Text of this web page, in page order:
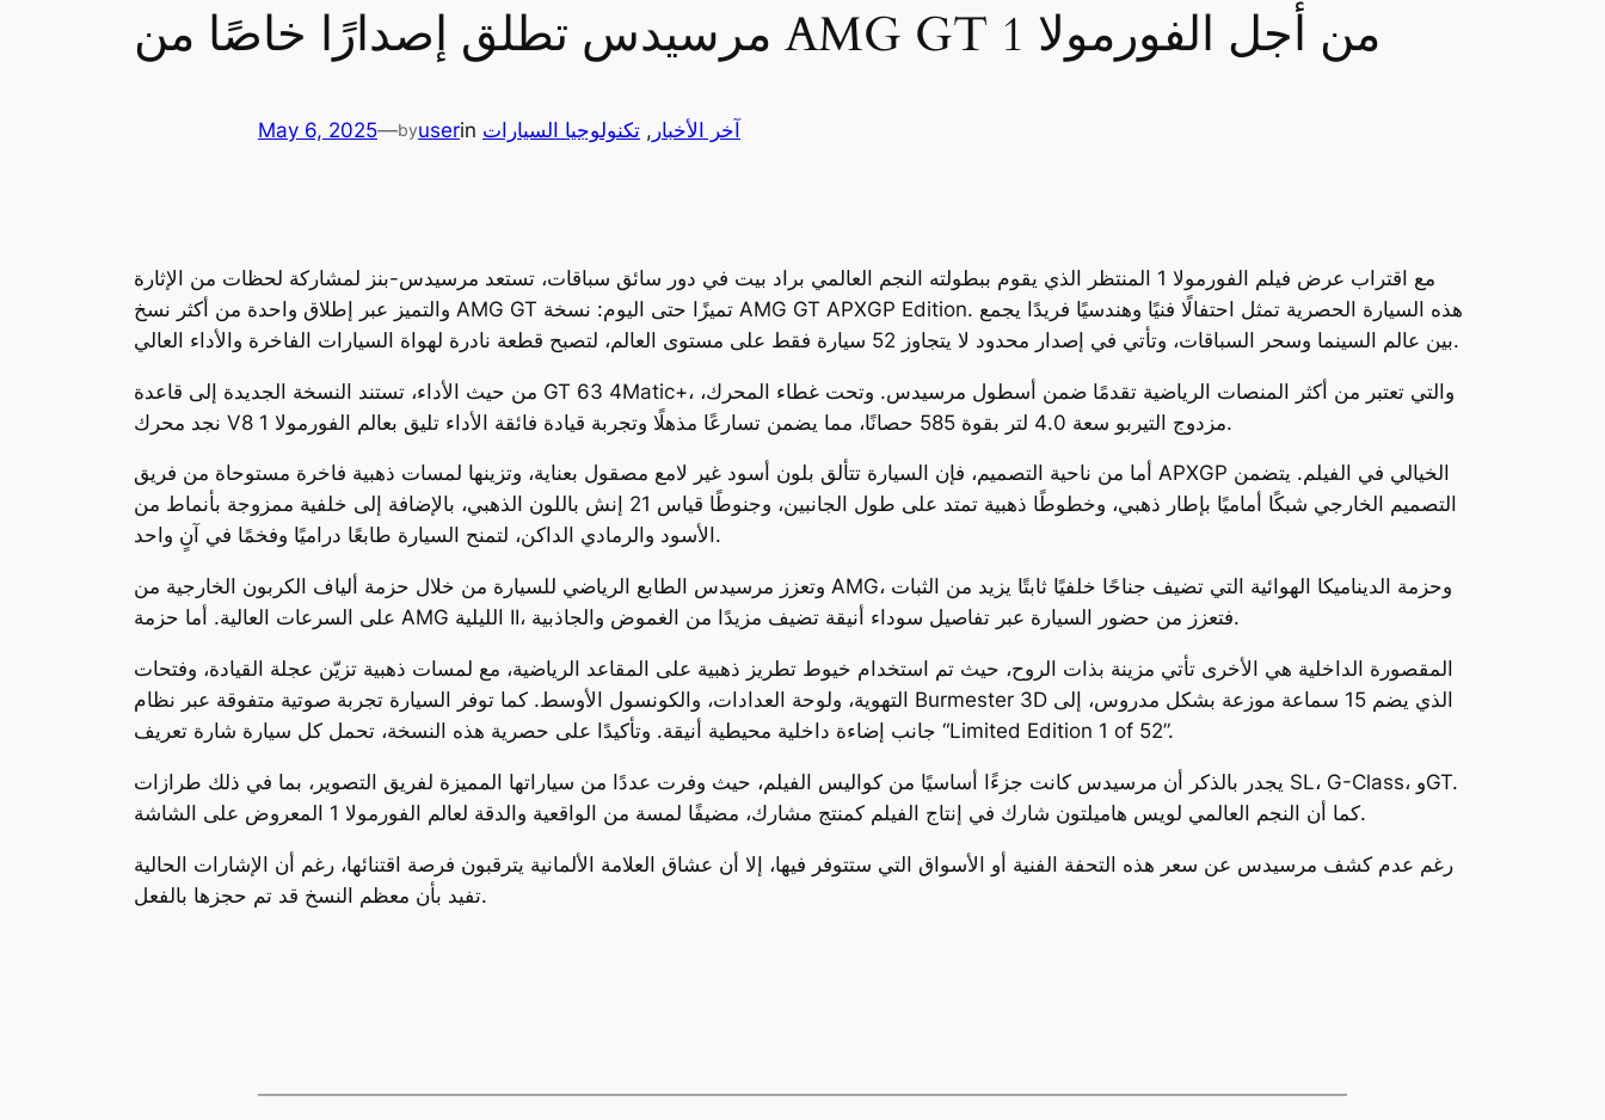
مرسيدس تطلق إصدارًا خاصًا من AMG GT من أجل الفورمولا 1
May 6, 2025—byuserin آخر الأخبار , تكنولوجيا السيارات
مع اقتراب عرض فيلم الفورمولا 1 المنتظر الذي يقوم ببطولته النجم العالمي براد بيت في دور سائق سباقات، تستعد مرسيدس-بنز لمشاركة لحظات من الإثارة
والتميز عبر إطلاق واحدة من أكثر نسخ AMG GT تميزًا حتى اليوم: نسخة AMG GT APXGP Edition. هذه السيارة الحصرية تمثل احتفالًا فنيًا وهندسيًا فريدًا يجمع
بين عالم السينما وسحر السباقات، وتأتي في إصدار محدود لا يتجاوز 52 سيارة فقط على مستوى العالم، لتصبح قطعة نادرة لهواة السيارات الفاخرة والأداء العالي.
من حيث الأداء، تستند النسخة الجديدة إلى قاعدة GT 63 4Matic+، والتي تعتبر من أكثر المنصات الرياضية تقدمًا ضمن أسطول مرسيدس. وتحت غطاء المحرك،
نجد محرك V8 مزدوج التيربو سعة 4.0 لتر بقوة 585 حصانًا، مما يضمن تسارعًا مذهلًا وتجربة قيادة فائقة الأداء تليق بعالم الفورمولا 1.
أما من ناحية التصميم، فإن السيارة تتألق بلون أسود غير لامع مصقول بعناية، وتزينها لمسات ذهبية فاخرة مستوحاة من فريق APXGP الخيالي في الفيلم. يتضمن
التصميم الخارجي شبكًا أماميًا بإطار ذهبي، وخطوطًا ذهبية تمتد على طول الجانبين، وجنوطًا قياس 21 إنش باللون الذهبي، بالإضافة إلى خلفية ممزوجة بأنماط من
الأسود والرمادي الداكن، لتمنح السيارة طابعًا دراميًا وفخمًا في آنٍ واحد.
وتعزز مرسيدس الطابع الرياضي للسيارة من خلال حزمة ألياف الكربون الخارجية من AMG، وحزمة الديناميكا الهوائية التي تضيف جناحًا خلفيًا ثابتًا يزيد من الثبات
على السرعات العالية. أما حزمة AMG الليلية II، فتعزز من حضور السيارة عبر تفاصيل سوداء أنيقة تضيف مزيدًا من الغموض والجاذبية.
المقصورة الداخلية هي الأخرى تأتي مزينة بذات الروح، حيث تم استخدام خيوط تطريز ذهبية على المقاعد الرياضية، مع لمسات ذهبية تزيّن عجلة القيادة، وفتحات
التهوية، ولوحة العدادات، والكونسول الأوسط. كما توفر السيارة تجربة صوتية متفوقة عبر نظام Burmester 3D الذي يضم 15 سماعة موزعة بشكل مدروس، إلى
جانب إضاءة داخلية محيطية أنيقة. وتأكيدًا على حصرية هذه النسخة، تحمل كل سيارة شارة تعريف “Limited Edition 1 of 52”.
يجدر بالذكر أن مرسيدس كانت جزءًا أساسيًا من كواليس الفيلم، حيث وفرت عددًا من سياراتها المميزة لفريق التصوير، بما في ذلك طرازات SL، G-Class، وGT.
كما أن النجم العالمي لويس هاميلتون شارك في إنتاج الفيلم كمنتج مشارك، مضيفًا لمسة من الواقعية والدقة لعالم الفورمولا 1 المعروض على الشاشة.
رغم عدم كشف مرسيدس عن سعر هذه التحفة الفنية أو الأسواق التي ستتوفر فيها، إلا أن عشاق العلامة الألمانية يترقبون فرصة اقتنائها، رغم أن الإشارات الحالية
تفيد بأن معظم النسخ قد تم حجزها بالفعل.